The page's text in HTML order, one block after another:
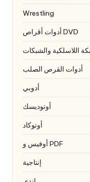
Wrestling
أدوات أقراص DVD
اللاسلكية والشبكات
أدوات القرص الصلب
أدوبي
أوتوديسك
أوتوكاد
أوفيس و PDF
إنتاجية